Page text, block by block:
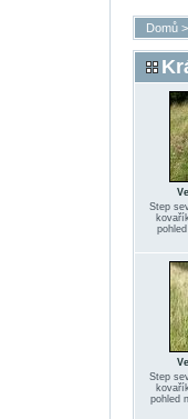
Domů>
Step
Step
pohled